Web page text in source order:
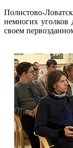
Полистово-
немногих
своем